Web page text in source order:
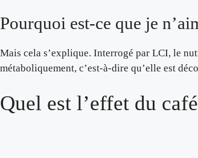
Pourquoi est-ce que je
Mais cela s’explique. Interrogé par LCI, le
métaboliquement, c’est-à-dire qu’elle est
Quel est l’effet du